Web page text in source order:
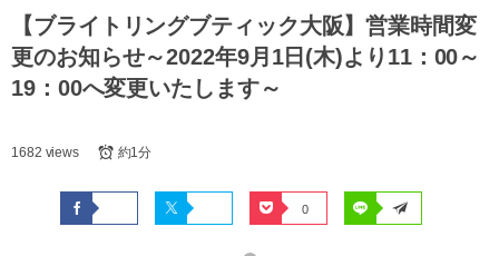
【ブライトリングブティック大阪】営業時間変
更のお知らせ～2022年9月1日(木)より11：00～
19：00へ変更いたします～
1682 views 約1分
0